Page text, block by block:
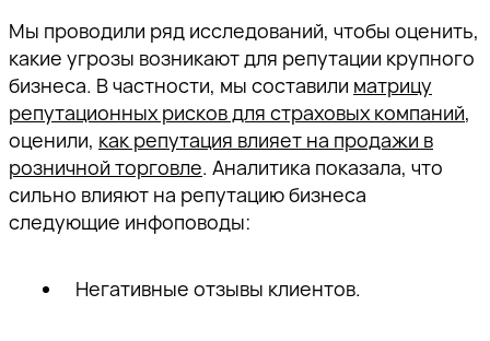
Мы проводили ряд исследований, чтобы оценить,
какие угрозы возникают для репутации крупного
бизнеса. В частности, мы составили матрицу
репутационных рисков для страховых компаний,
оценили, как репутация влияет на продажи в
розничной торговле. Аналитика показала, что
сильно влияют на репутацию бизнеса
следующие инфоповоды:
Негативные отзывы клиентов.